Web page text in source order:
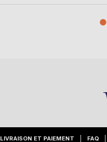
LIVRAISON ET PAIEMENT FAQ